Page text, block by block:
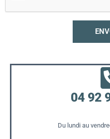
04 92
Du lundi au